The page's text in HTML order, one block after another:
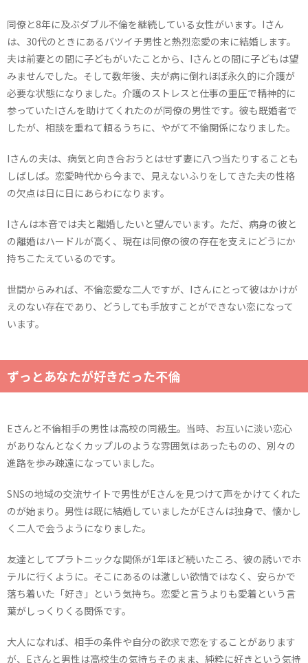
同僚と8年に及ぶダブル不倫を継続している女性がいます。Iさん
は、30代のときにあるバツイチ男性と熱烈恋愛の末に結婚します。
夫は前妻との間に子どもがいたことから、Iさんとの間に子どもは望
みませんでした。そして数年後、夫が病に倒れほぼ永久的に介護が
必要な状態になりました。介護のストレスと仕事の重圧で精神的に
参っていたIさんを助けてくれたのが同僚の男性です。彼も既婚者で
したが、相談を重ねて頼るうちに、やがて不倫関係になりました。
Iさんの夫は、病気と向き合おうとはせず妻に八つ当たりすることも
しばしば。恋愛時代から今まで、見えないふりをしてきた夫の性格
の欠点は日に日にあらわになります。
Iさんは本音では夫と離婚したいと望んでいます。ただ、病身の彼と
の離婚はハードルが高く、現在は同僚の彼の存在を支えにどうにか
持ちこたえているのです。
世間からみれば、不倫恋愛な二人ですが、Iさんにとって彼はかけが
えのない存在であり、どうしても手放すことができない恋になって
います。
ずっとあなたが好きだった不倫
Eさんと不倫相手の男性は高校の同級生。当時、お互いに淡い恋心
がありなんとなくカップルのような雰囲気はあったものの、別々の
進路を歩み疎遠になっていました。
SNSの地域の交流サイトで男性がEさんを見つけて声をかけてくれた
のが始まり。男性は既に結婚していましたがEさんは独身で、懐かし
く二人で会うようになりました。
友達としてプラトニックな関係が1年ほど続いたころ、彼の誘いでホ
テルに行くように。そこにあるのは激しい欲情ではなく、安らかで
落ち着いた「好き」という気持ち。恋愛と言うよりも愛着という言
葉がしっくりくる関係です。
大人になれば、相手の条件や自分の欲求で恋をすることがあります
が、Eさんと男性は高校生の気持ちそのまま、純粋に好きという気持